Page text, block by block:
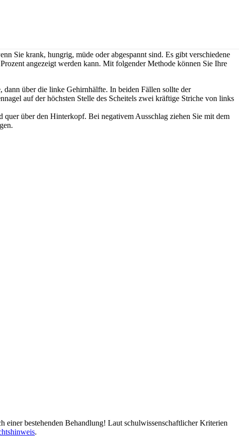
Sie krank, hungrig, müde oder abgespannt sind. Es gibt verschiedene
angezeigt werden kann. Mit folgender Methode können Sie Ihre
über die linke Gehirnhälfte. In beiden Fällen sollte der
auf der höchsten Stelle des Scheitels zwei kräftige Striche von links
über den Hinterkopf. Bei negativem Ausschlag ziehen Sie mit dem
einer bestehenden Behandlung! Laut schulwissenschaftlicher Kriterien
.